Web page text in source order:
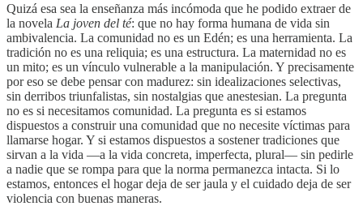
Quizá esa sea la enseñanza más incómoda que he podido extraer de
la novela La joven del té: que no hay forma humana de vida sin
ambivalencia. La comunidad no es un Edén; es una herramienta. La
tradición no es una reliquia; es una estructura. La maternidad no es
un mito; es un vínculo vulnerable a la manipulación. Y precisamente
por eso se debe pensar con madurez: sin idealizaciones selectivas,
sin derribos triunfalistas, sin nostalgias que anestesian. La pregunta
no es si necesitamos comunidad. La pregunta es si estamos
dispuestos a construir una comunidad que no necesite víctimas para
llamarse hogar. Y si estamos dispuestos a sostener tradiciones que
sirvan a la vida —a la vida concreta, imperfecta, plural— sin pedirle
a nadie que se rompa para que la norma permanezca intacta. Si lo
estamos, entonces el hogar deja de ser jaula y el cuidado deja de ser
violencia con buenas maneras.